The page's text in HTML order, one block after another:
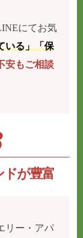
にてお気
いる」「保
安もご相談
ドが豊富
リー・アパ